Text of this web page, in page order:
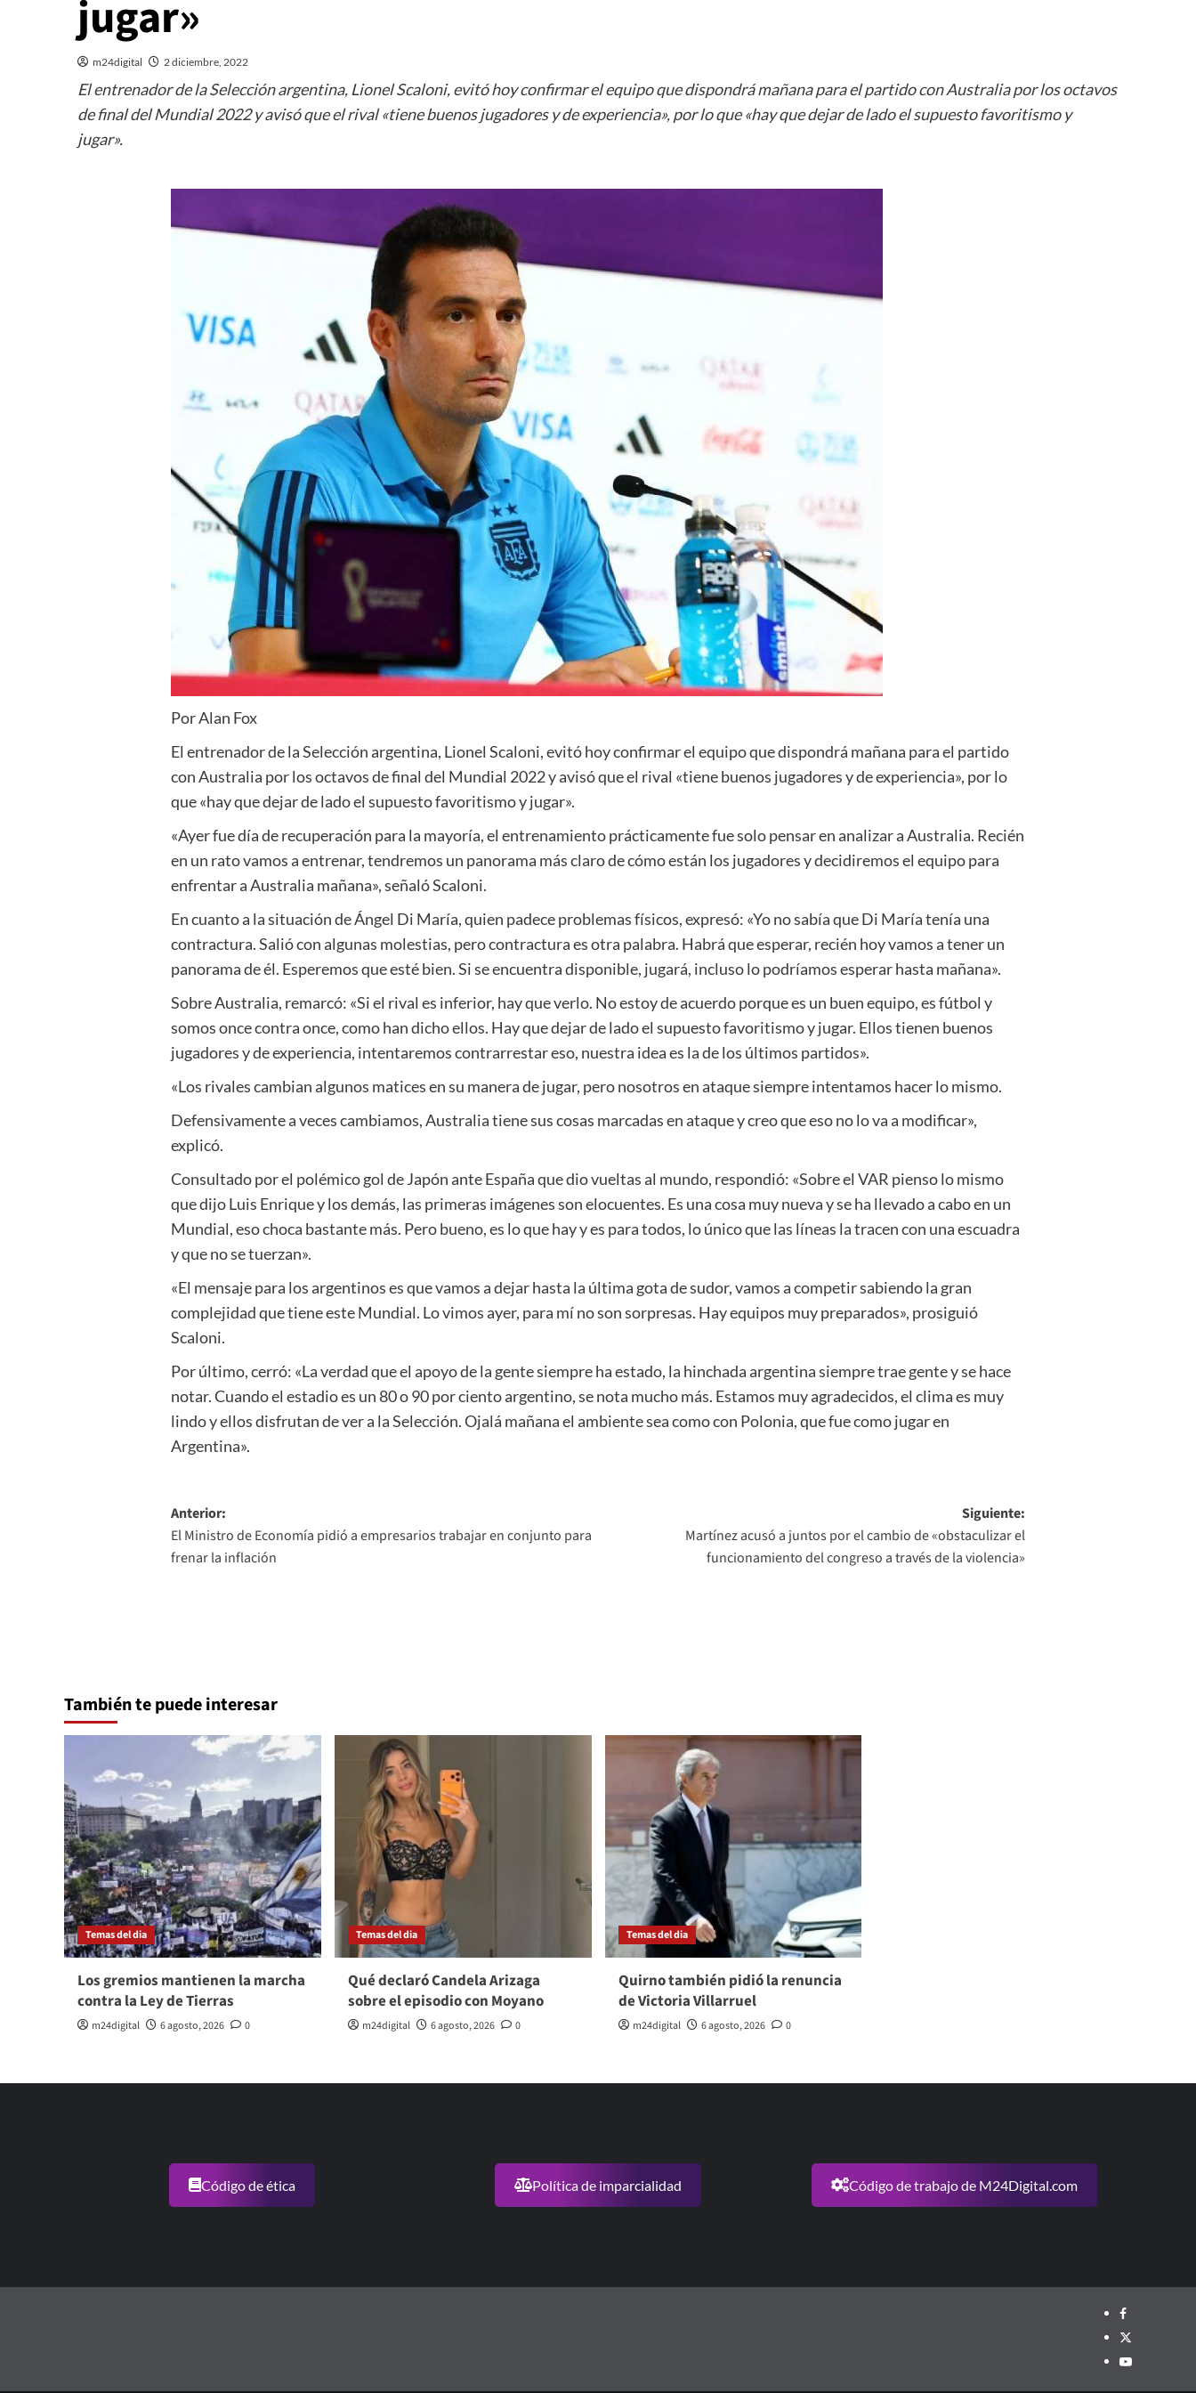
jugar»
m24digital 2 diciembre, 2022
El entrenador de la Selección argentina, Lionel Scaloni, evitó hoy confirmar el equipo que dispondrá mañana para el partido con Australia por los octavos
de final del Mundial 2022 y avisó que el rival «tiene buenos jugadores y de experiencia», por lo que «hay que dejar de lado el supuesto favoritismo y
jugar».
Por Alan Fox
El entrenador de la Selección argentina, Lionel Scaloni, evitó hoy confirmar el equipo que dispondrá mañana para el partido
con Australia por los octavos de final del Mundial 2022 y avisó que el rival «tiene buenos jugadores y de experiencia», por lo
que «hay que dejar de lado el supuesto favoritismo y jugar».
«Ayer fue día de recuperación para la mayoría, el entrenamiento prácticamente fue solo pensar en analizar a Australia. Recién
en un rato vamos a entrenar, tendremos un panorama más claro de cómo están los jugadores y decidiremos el equipo para
enfrentar a Australia mañana», señaló Scaloni.
En cuanto a la situación de Ángel Di María, quien padece problemas físicos, expresó: «Yo no sabía que Di María tenía una
contractura. Salió con algunas molestias, pero contractura es otra palabra. Habrá que esperar, recién hoy vamos a tener un
panorama de él. Esperemos que esté bien. Si se encuentra disponible, jugará, incluso lo podríamos esperar hasta mañana».
Sobre Australia, remarcó: «Si el rival es inferior, hay que verlo. No estoy de acuerdo porque es un buen equipo, es fútbol y
somos once contra once, como han dicho ellos. Hay que dejar de lado el supuesto favoritismo y jugar. Ellos tienen buenos
jugadores y de experiencia, intentaremos contrarrestar eso, nuestra idea es la de los últimos partidos».
«Los rivales cambian algunos matices en su manera de jugar, pero nosotros en ataque siempre intentamos hacer lo mismo.
Defensivamente a veces cambiamos, Australia tiene sus cosas marcadas en ataque y creo que eso no lo va a modificar»,
explicó.
Consultado por el polémico gol de Japón ante España que dio vueltas al mundo, respondió: «Sobre el VAR pienso lo mismo
que dijo Luis Enrique y los demás, las primeras imágenes son elocuentes. Es una cosa muy nueva y se ha llevado a cabo en un
Mundial, eso choca bastante más. Pero bueno, es lo que hay y es para todos, lo único que las líneas la tracen con una escuadra
y que no se tuerzan».
«El mensaje para los argentinos es que vamos a dejar hasta la última gota de sudor, vamos a competir sabiendo la gran
complejidad que tiene este Mundial. Lo vimos ayer, para mí no son sorpresas. Hay equipos muy preparados», prosiguió
Scaloni.
Por último, cerró: «La verdad que el apoyo de la gente siempre ha estado, la hinchada argentina siempre trae gente y se hace
notar. Cuando el estadio es un 80 o 90 por ciento argentino, se nota mucho más. Estamos muy agradecidos, el clima es muy
lindo y ellos disfrutan de ver a la Selección. Ojalá mañana el ambiente sea como con Polonia, que fue como jugar en
Argentina».
Navegación
de
entradas
Anterior:
El Ministro de Economía pidió a empresarios trabajar en conjunto para
frenar la inflación
Siguiente:
Martínez acusó a juntos por el cambio de «obstaculizar el
funcionamiento del congreso a través de la violencia»
También te puede interesar
Temas del dia
Los gremios mantienen la marcha
contra la Ley de Tierras
m24digital 6 agosto, 2026 0
Temas del dia
Qué declaró Candela Arizaga
sobre el episodio con Moyano
m24digital 6 agosto, 2026 0
Temas del dia
Quirno también pidió la renuncia
de Victoria Villarruel
m24digital 6 agosto, 2026 0
Código de ética Política de imparcialidad Código de trabajo de M24Digital.com